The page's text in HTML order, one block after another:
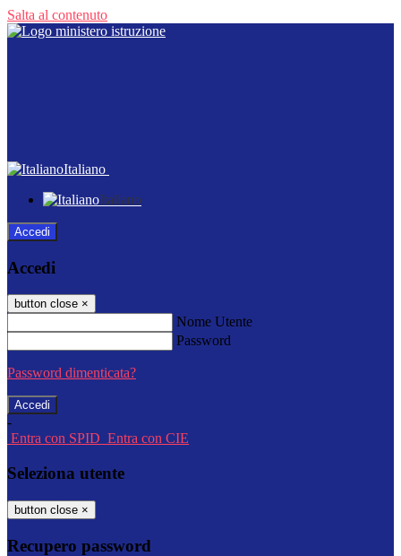
Salta al contenuto
Italiano
Italiano
Accedi
Accedi
button close ×
Nome Utente
Password
Password dimenticata?
-
Entra con SPID Entra con CIE
Seleziona utente
button close ×
Recupero password